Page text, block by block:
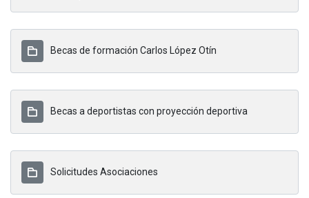
Becas de formación Carlos López Otín
Becas a deportistas con proyección deportiva
Solicitudes Asociaciones